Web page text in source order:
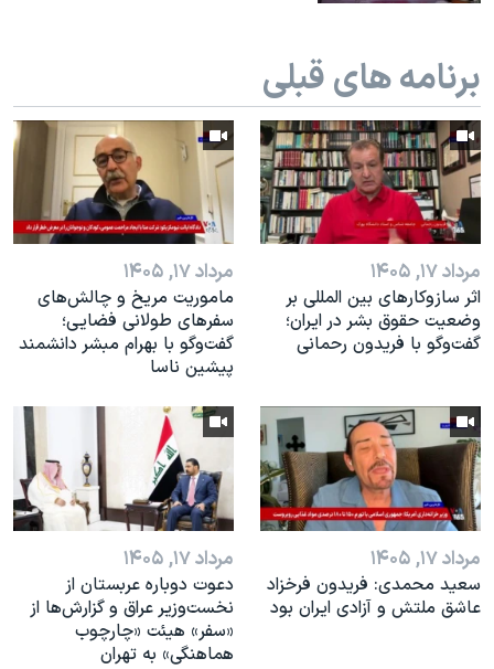
همایش محافظه‌کاران آمریکا «سی‌پک»
صفحه‌های ویژه
سفر پرزیدنت ترامپ به چین
برنامه های قبلی
مرداد ۱۷, ۱۴۰۵
اثر ساز‌و‌کارهای بین المللی بر
وضعیت حقوق بشر در ایران؛
گفت‌وگو با فریدون رحمانی
مرداد ۱۷, ۱۴۰۵
ماموریت مریخ و چالش‌های
سفرهای طولانی فضایی؛
گفت‌وگو با بهرام مبشر دانشمند
پیشین ناسا
مرداد ۱۷, ۱۴۰۵
سعید محمدی: فریدون فرخزاد
عاشق ملتش و آزادی ایران بود
مرداد ۱۷, ۱۴۰۵
دعوت دوباره عربستان از
نخست‌وزیر عراق و گزارش‌ها از
«سفر» هیئت «چارچوب
هماهنگی» به تهران